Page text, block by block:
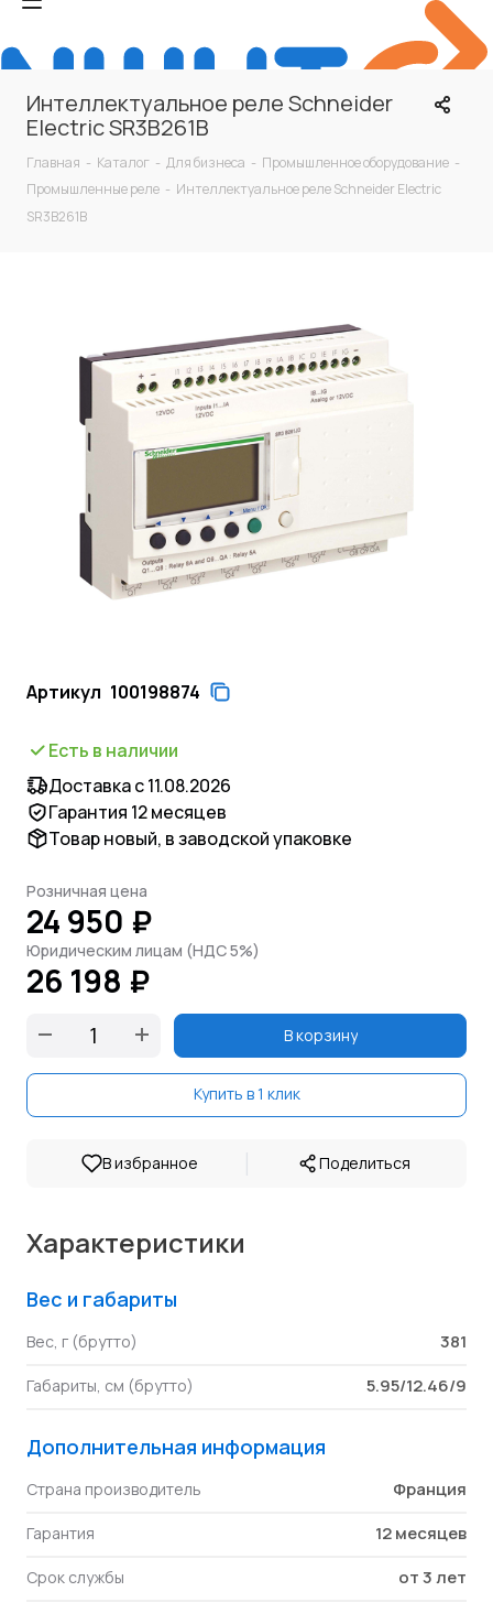
Интеллектуальное реле Schneider
Electric SR3B261B
Главная - Каталог - Для бизнеса - Промышленное оборудование -
Промышленные реле - Интеллектуальное реле Schneider Electric
SR3B261B
Артикул 100198874
Есть в наличии
Доставка с 11.08.2026
Гарантия 12 месяцев
Товар новый, в заводской упаковке
Розничная цена
24 950 ₽
Юридическим лицам (НДС 5%)
26 198 ₽
В корзину
Купить в 1 клик
В избранное | Поделиться
Характеристики
Вес и габариты
Вес, г (брутто) 381
Габариты, см (брутто) 5.95/12.46/9
Дополнительная информация
Страна производитель Франция
Гарантия 12 месяцев
Срок службы от 3 лет